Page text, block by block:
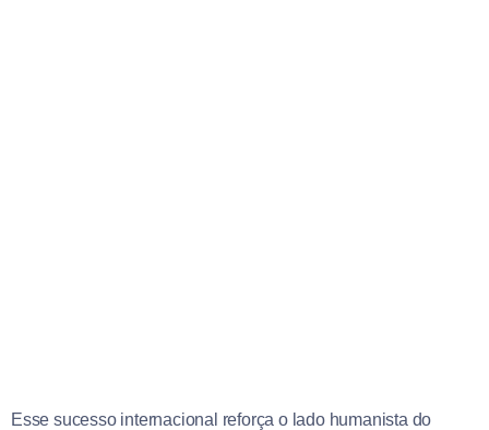
Esse sucesso internacional reforça o lado humanista do